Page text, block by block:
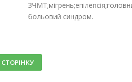
больовий синдром.